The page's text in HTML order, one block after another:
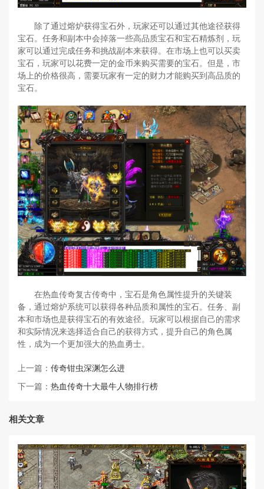
除了通过熔炉获得宝石外，玩家还可以通过其他途径获得
宝石。任务和副本中会掉落一些高品质宝石和宝石精炼剂，玩
家可以通过完成任务和挑战副本来获得。在市场上也可以买卖
宝石，玩家可以花费一定的金币来购买需要的宝石。但是，市
场上的价格很高，需要玩家有一定的财力才能购买到高品质的
宝石。
在热血传奇复古传奇中，宝石是角色属性提升的关键装
备，通过熔炉系统可以获得各种品质和属性的宝石。任务、副
本和市场也是获得宝石的有效途径。玩家可以根据自己的需求
和实际情况来选择适合自己的获得方式，提升自己的角色属
性，成为一个更加强大的热血勇士。
上一篇： 传奇钳虫深渊怎么进
下一篇： 热血传奇十大最牛人物排行榜
相关文章